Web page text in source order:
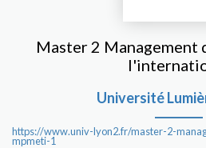
Master 2 Management
Université
https://www.univ-lyon2.fr/master-2-
mpmeti-1